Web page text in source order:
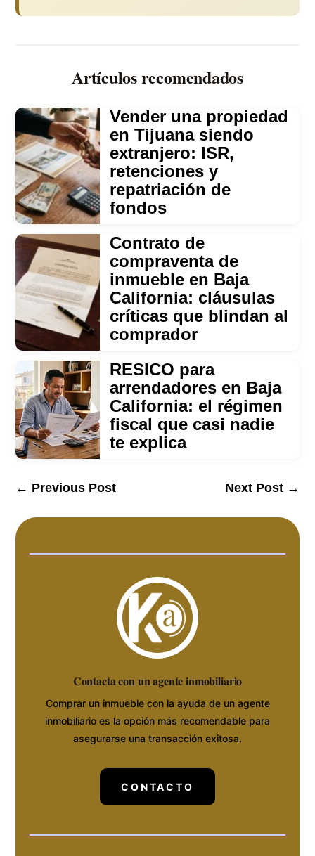
Artículos recomendados
Vender una propiedad
en Tijuana siendo
extranjero: ISR,
retenciones y
repatriación de
fondos
Contrato de
compraventa de
inmueble en Baja
California: cláusulas
críticas que blindan al
comprador
RESICO para
arrendadores en Baja
California: el régimen
fiscal que casi nadie
te explica
← Previous Post Next Post→
Contacta con un agente inmobiliario
Comprar un inmueble con la ayuda de un agente
inmobiliario es la opción más recomendable para
asegurarse una transacción exitosa.
CONTACTO